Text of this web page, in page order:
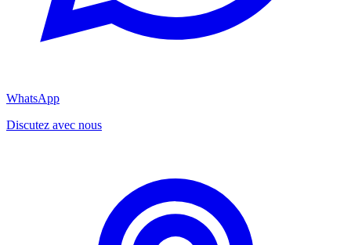
WhatsApp
Discutez avec nous